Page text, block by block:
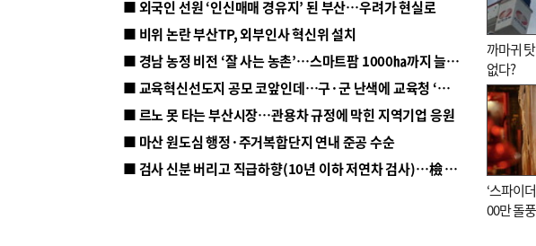
■ 외국인 선원 ‘인신매매 경유지’ 된 부산…우려가 현실로
■ 비위 논란 부산TP, 외부인사 혁신위 설치
■ 경남 농정 비전 ‘잘 사는 농촌’…스마트팜 1000㏊까지 늘린다
■ 교육혁신선도지 공모 코앞인데…구·군 난색에 교육청 ‘쩔쩔’
■ 르노 못 타는 부산시장…관용차 규정에 막힌 지역기업 응원
■ 마산 원도심 행정·주거복합단지 연내 준공 수순
■ 검사 신분 버리고 직급하향(10년 이하 저연차 검사)…檢 중수청행 기피
까마귀
없다?
‘스파이
00만 돌